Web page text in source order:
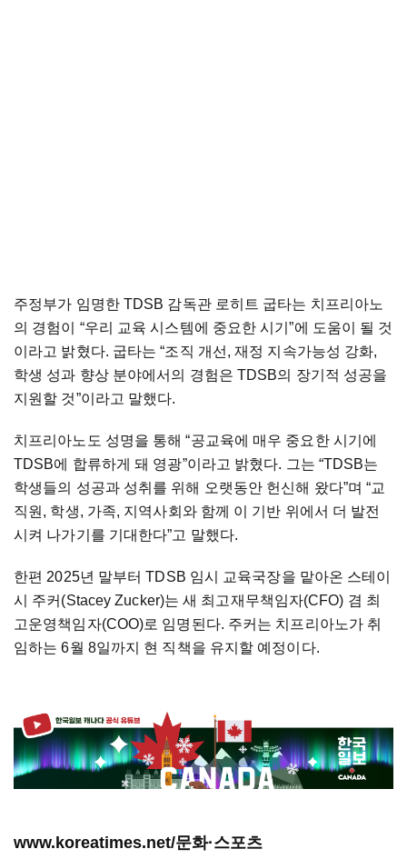
주정부가 임명한 TDSB 감독관 로히트 굽타는 치프리아노
의 경험이 “우리 교육 시스템에 중요한 시기”에 도움이 될 것
이라고 밝혔다. 굽타는 “조직 개선, 재정 지속가능성 강화,
학생 성과 향상 분야에서의 경험은 TDSB의 장기적 성공을
지원할 것”이라고 말했다.
치프리아노도 성명을 통해 “공교육에 매우 중요한 시기에
TDSB에 합류하게 돼 영광”이라고 밝혔다. 그는 “TDSB는
학생들의 성공과 성취를 위해 오랫동안 헌신해 왔다”며 “교
직원, 학생, 가족, 지역사회와 함께 이 기반 위에서 더 발전
시켜 나가기를 기대한다”고 말했다.
한편 2025년 말부터 TDSB 임시 교육국장을 맡아온 스테이
시 주커(Stacey Zucker)는 새 최고재무책임자(CFO) 겸 최
고운영책임자(COO)로 임명된다. 주커는 치프리아노가 취
임하는 6월 8일까지 현 직책을 유지할 예정이다.
www.koreatimes.net/문화·스포츠